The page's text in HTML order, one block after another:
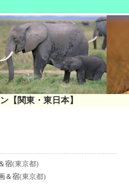
【関東・東日本】
宿(東京都)
＆宿(東京都)